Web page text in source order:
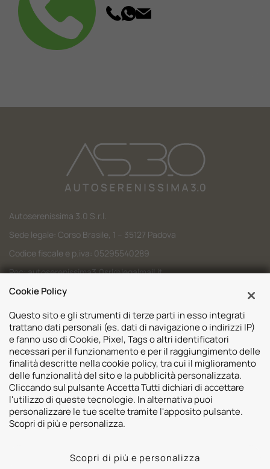
Autoserenissima 3.0 S.r.l.
Sede legale: Corso Brasile, 1 – 35127 Padova
Codice fiscale e p.iva: 05295540289
Pec:autoserenissima3.0srl@legalmail.it
Codice SDI: M5UXCR1
Sedi
Volvo Padova
Volvo Venezia
Usato Padova
Mazda Padova
Lynk&co. Padova
Risorse
Valuta il tuo Usato
Contatti
Promozioni
Cookie PolicyWhistleblowing
Cookie Policy
Questo sito e gli strumenti di terze parti in esso integrati
trattano dati personali (es. dati di navigazione o indirizzi IP)
e fanno uso di Cookie, Pixel, Tags o altri identificatori
necessari per il funzionamento e per il raggiungimento delle
finalità descritte nella cookie policy, tra cui il miglioramento
delle funzionalità del sito e la pubblicità personalizzata.
Cliccando sul pulsante Accetta Tutti dichiari di accettare
l'utilizzo di queste tecnologie. In alternativa puoi
personalizzare le tue scelte tramite l'apposito pulsante.
Scopri di più e personalizza.
Scopri di più e personalizza